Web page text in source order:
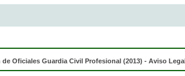
Oficiales Guardia Civil Profesional (2013) - Aviso Legal